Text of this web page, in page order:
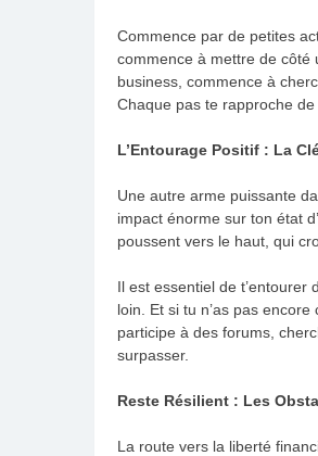
Commence par de petites
commence à mettre de côté
business, commence à
Chaque pas te rapproche de
L’Entourage Positif : La
Une autre arme puissante
impact énorme sur ton état
poussent vers le haut, qui
Il est essentiel de t’entourer
loin. Et si tu n’as pas
participe à des forums,
surpasser.
Reste Résilient : Les
La route vers la liberté